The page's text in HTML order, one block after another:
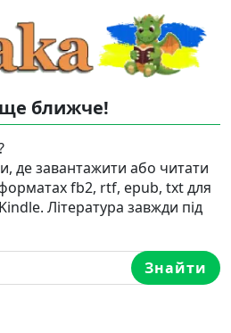
ближче!
де завантажити або читати
fb2, rtf, epub, txt для
Література завжди під
Знайти